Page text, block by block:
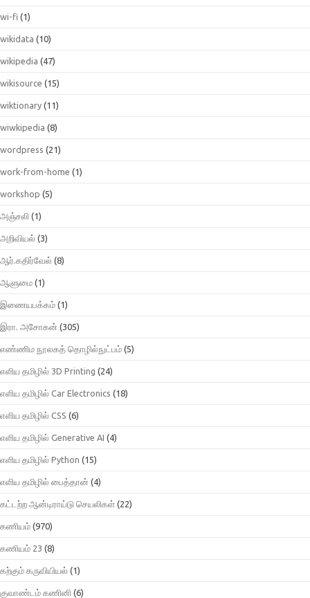
wi-fi (1)
wikidata (10)
wikipedia (47)
wikisource (15)
wiktionary (11)
wiwkipedia (8)
wordpress (21)
work-from-home (1)
workshop (5)
அஞ்சலி (1)
அறிவியல் (3)
ஆர்.கதிர்வேல் (8)
ஆளுமை (1)
இணையபக்கம் (1)
இரா. அசோகன் (305)
எண்ணிம நூலகத் தொழில்நுட்பம் (5)
எளிய தமிழில் 3D Printing (24)
எளிய தமிழில் Car Electronics (18)
எளிய தமிழில் CSS (6)
எளிய தமிழில் Generative AI (4)
எளிய தமிழில் Python (15)
எளிய தமிழில் பைத்தான் (4)
கட்டற்ற ஆன்டிராய்டு செயலிகள் (22)
கணியம் (970)
கணியம் 23 (8)
கற்கும் கருவியியல் (1)
குவாண்டம் கணினி (6)